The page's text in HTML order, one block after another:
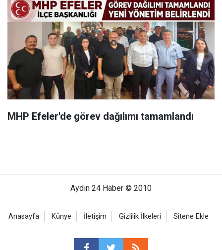
MHP Efeler'de görev dağılımı tamamlandı
Aydın 24 Haber © 2010
Anasayfa Künye İletişim Gizlilik İlkeleri Sitene Ekle